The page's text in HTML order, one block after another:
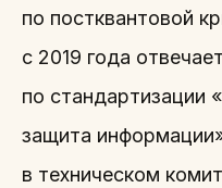
по постквантовой
с 2019 года
по стандартизации
защита
в техническом